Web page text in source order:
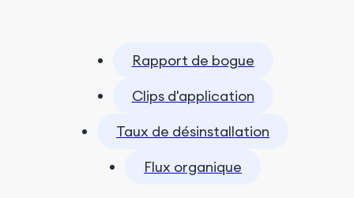
Rapport de bogue
Clips d'application
Taux de désinstallation
Flux organique